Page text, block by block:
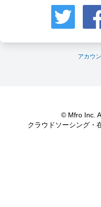
アカウ
© Mfro Inc.
クラウドソーシング・